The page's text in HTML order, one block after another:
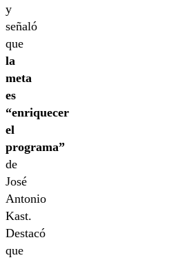
y
señaló
que
la
meta
es
“enriquecer
el
programa”
de
José
Antonio
Kast.
Destacó
que